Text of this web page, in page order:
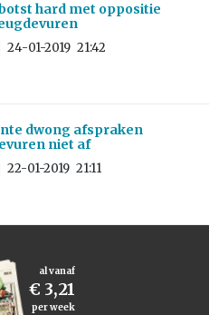
hard met oppositie
24-01-2019 21:42
dwong afspraken
niet af
22-01-2019 21:11
al vanaf
€ 3,21
per week